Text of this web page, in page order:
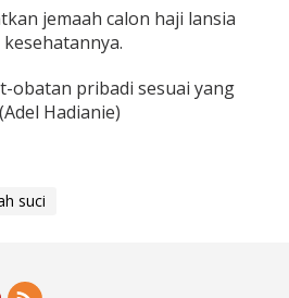
jemaah calon haji lansia
obatan pribadi sesuai yang
Hadianie)
suci